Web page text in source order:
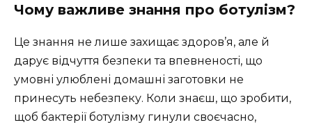
Чому важливе знання про ботулізм?
Це знання не лише захищає здоров’я, але й
дарує відчуття безпеки та впевненості, що
умовні улюблені домашні заготовки не
принесуть небезпеку. Коли знаєш, що зробити,
щоб бактерії ботулізму гинули своєчасно,